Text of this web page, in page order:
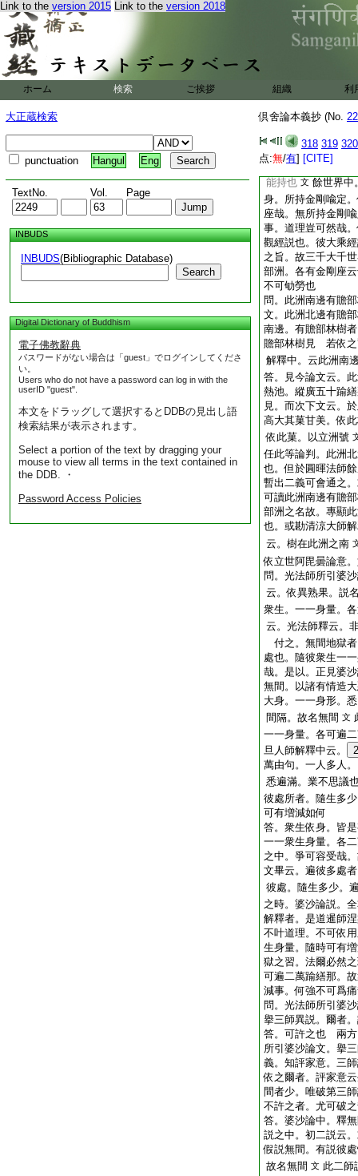
Link to the version 2015 Link to the version 2018
ホーム 検索 ご挨拶 組織 利
大正蔵検索
punctuation Hangul Eng
TextNo. Vol. Page
INBUDS
INBUDS(Bibliographic Database)
Search
Digital Dictionary of Buddhism
電子佛教辭典
パスワードがない場合は「guest」でログインしてくださ
い。
Users who do not have a password can log in with the
userID "guest".
本文をドラッグして選択するとDDBの見出し語
検索結果が表示されます。
Select a portion of the text by dragging your
mouse to view all terms in the text contained in
the DDB. ・
Password Access Policies
倶舍論本義抄 (No.
318 319 320
点:無/有] [CITE]
答。金剛座者。一
座也。而有宗意。
旨。故唯此世界。
座。上窮地際。下
覺。皆坐此座上。
餘處所有堅固力能
文云。菩薩最後所
座處。能持此定。
堅固力能持此定。
能持也 文 餘世界中
身。所持金剛喩定
座哉。無所持金剛
事。道理豈可然哉
觀經説也。彼大乘
之旨。故三千大千
部洲。各有金剛座
不可劬勞也
問。此洲南邊有贍
文。此洲北邊有贍
南邊。有贍部林樹
贍部林樹見 若依之
解釋中。云此洲南
答。見今論文云。
熱池。縱廣五十踰
見。而次下文云。
高大其菓甘美。依
依此菓。以立洲號
任此等論判。此洲
也。但於圓暉法師
暫出二義可會通之
可讀此洲南邊有贍
部洲之名故。專顯
也。或勘清涼大師
云。樹在此洲之南
依立世阿毘曇論意
問。光法師所引婆
云。依異熟果。説
衆生。一一身量。
云。光法師釋云。
付之。無間地獄
處也。隨彼衆生一
哉。是以。正見婆
無間。以諸有情造
大身。一一身形。
間隔。故名無間 文
一一身量。各可遍
旦人師解釋中云。
2
萬由句。一人多人
悉遍滿。業不思議
彼處所者。隨生多
可有増減如何
答。衆生依身。皆
一一衆生身量。各
之中。爭可容受哉
文畢云。遍彼多處
彼處。隨生多少。
之時。婆沙論説。
解釋者。是道暹師
不叶道理。不可依
生身量。隨時可有
獄之習。法爾必然
可遍二萬踰繕那。
減事。何強不可爲
問。光法師所引婆
擧三師異説。爾者
答。可許之也 兩方
所引婆沙論文。擧
義。知評家意。三
依之爾者。評家意
間者少。唯破第三
不許之者。尤可破
答。婆沙論中。釋
説之中。初二説云
假説無間。有説彼
故名無間 文 此二師